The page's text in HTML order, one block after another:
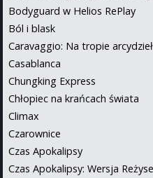
Bodyguard w Helios RePlay
Ból i blask
Caravaggio: Na tropie
Casablanca
Chungking Express
Chłopiec na krańcach świata
Climax
Czarownice
Czas Apokalipsy
Czas Apokalipsy: Wersja